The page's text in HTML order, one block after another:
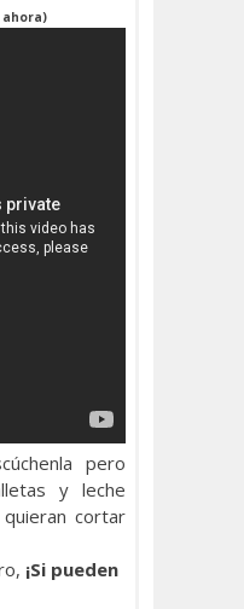
pero
y leche
cortar
¡Si pueden